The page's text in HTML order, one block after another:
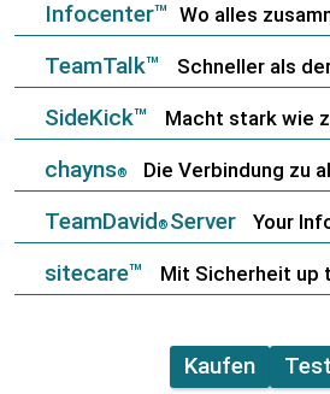
Infocenter™ Wo alles
TeamTalk™ Schneller als
SideKick™ Macht stark wie
chayns® Die Verbindung zu
TeamDavid® Server Your
sitecare™ Mit Sicherheit up
Kaufen